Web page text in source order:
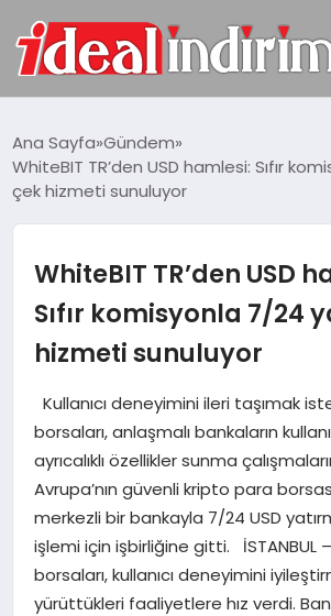
BILGISAYAR
TEKNOLOJI
YAŞAM
Ana Sayfa Gündem
WhiteBIT TR’den USD hamlesi: Sıfır
çek hizmeti sunuluyor
WhiteBIT TR’den USD
Sıfır komisyonla 7/24
hizmeti sunuluyor
Kullanıcı deneyimini ileri taşımak
borsaları, anlaşmalı bankaların
ayrıcalıklı özellikler sunma
Avrupa’nın güvenli kripto para
merkezli bir bankayla 7/24 USD
işlemi için işbirliğine gitti. İSTANBUL
borsaları, kullanıcı deneyimini
yürüttükleri faaliyetlere hız verdi.